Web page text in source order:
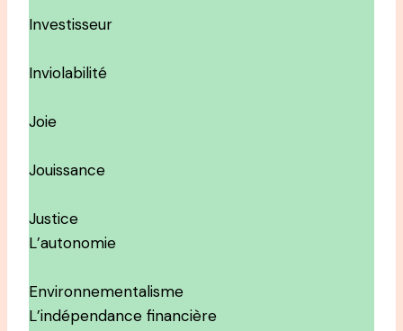
Investisseur
Inviolabilité
Joie
Jouissance
Justice
L’autonomie
Environnementalisme
L’indépendance financière